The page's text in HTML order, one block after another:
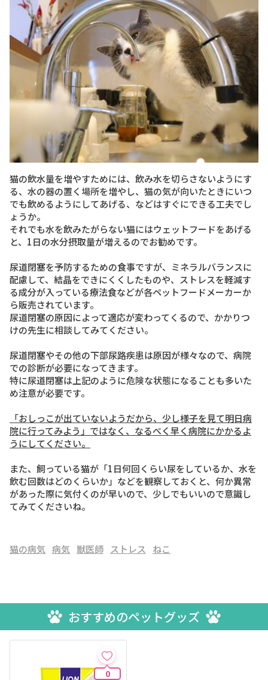
猫の飲水量を増やすためには、飲み水を切らさないようにす
る、水の器の置く場所を増やし、猫の気が向いたときにいつ
でも飲めるようにしてあげる、などはすぐにできる工夫でし
ょうか。
それでも水を飲みたがらない猫にはウェットフードをあげる
と、1日の水分摂取量が増えるのでお勧めです。
尿道閉塞を予防するための食事ですが、ミネラルバランスに
配慮して、結晶をできにくくしたものや、ストレスを軽減す
る成分が入っている療法食などが各ペットフードメーカーか
ら販売されています。
尿道閉塞の原因によって適応が変わってくるので、かかりつ
けの先生に相談してみてください。
尿道閉塞やその他の下部尿路疾患は原因が様々なので、病院
での診断が必要になってきます。
特に尿道閉塞は上記のように危険な状態になることも多いた
め注意が必要です。
「おしっこが出ていないようだから、少し様子を見て明日病
院に行ってみよう」ではなく、なるべく早く病院にかかるよ
うにしてください。
また、飼っている猫が「1日何回くらい尿をしているか、水を
飲む回数はどのくらいか」などを観察しておくと、何か異常
があった際に気付くのが早いので、少しでもいいので意識し
てみてくださいね。
猫の病気 病気 獣医師 ストレス ねこ
おすすめのペットグッズ
0